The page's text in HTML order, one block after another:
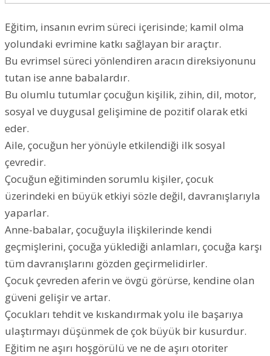
Eğitim, insanın evrim süreci içerisinde; kamil olma
yolundaki evrimine katkı sağlayan bir araçtır.
Bu evrimsel süreci yönlendiren aracın direksiyonunu
tutan ise anne babalardır.
Bu olumlu tutumlar çocuğun kişilik, zihin, dil, motor,
sosyal ve duygusal gelişimine de pozitif olarak etki
eder.
Aile, çocuğun her yönüyle etkilendiği ilk sosyal
çevredir.
Çocuğun eğitiminden sorumlu kişiler, çocuk
üzerindeki en büyük etkiyi sözle değil, davranışlarıyla
yaparlar.
Anne-babalar, çocuğuyla ilişkilerinde kendi
geçmişlerini, çocuğa yüklediği anlamları, çocuğa karşı
tüm davranışlarını gözden geçirmelidirler.
Çocuk çevreden aferin ve övgü görürse, kendine olan
güveni gelişir ve artar.
Çocukları tehdit ve kıskandırmak yolu ile başarıya
ulaştırmayı düşünmek de çok büyük bir kusurdur.
Eğitim ne aşırı hoşgörülü ve ne de aşırı otoriter